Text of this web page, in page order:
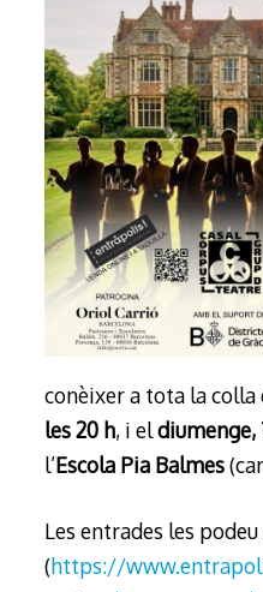
conèixer a tota la colla
les 20 h, i eldiumenge,
l’Escola Pia Balmes
Les entrades les
(https://